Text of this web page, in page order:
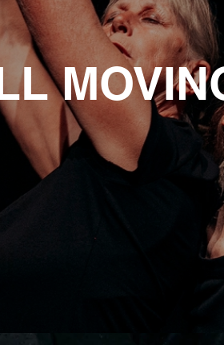
STILL